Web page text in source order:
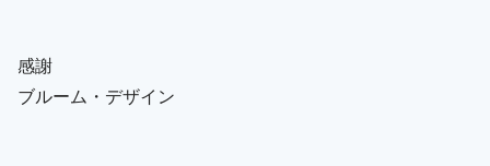
感謝
ブルーム・デザイン